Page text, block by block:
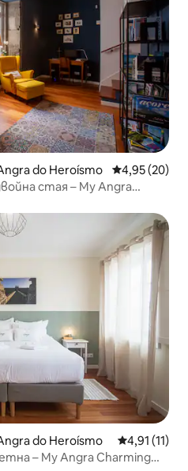
do Heroísmo Средна
4,95 (20)
стая – My Angra
do Heroísmo Средна
4,91 (11)
– My Angra Charming